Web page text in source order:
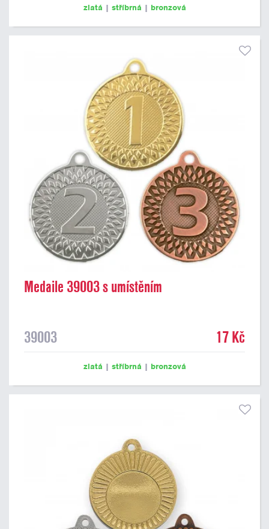
zlatá | stříbrná | bronzová
Medaile 39003 s umístěním
39003 17 Kč
zlatá | stříbrná | bronzová